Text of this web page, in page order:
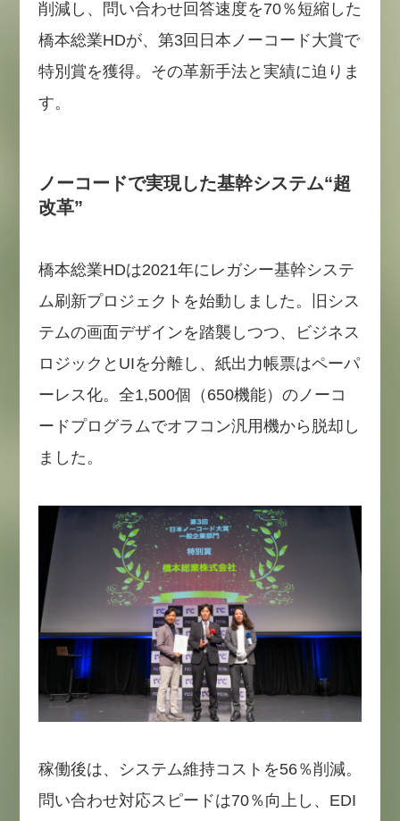
削減し、問い合わせ回答速度を70％短縮した
橋本総業HDが、第3回日本ノーコード大賞で
特別賞を獲得。その革新手法と実績に迫りま
す。
ノーコードで実現した基幹システム“超
改革”
橋本総業HDは2021年にレガシー基幹システ
ム刷新プロジェクトを始動しました。旧シス
テムの画面デザインを踏襲しつつ、ビジネス
ロジックとUIを分離し、紙出力帳票はペーパ
ーレス化。全1,500個（650機能）のノーコ
ードプログラムでオフコン汎用機から脱却し
ました。
稼働後は、システム維持コストを56％削減。
問い合わせ対応スピードは70％向上し、EDI